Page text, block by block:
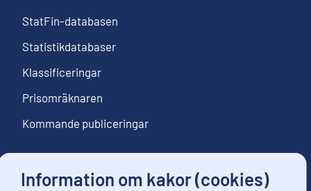
Information om kakor (cookies)
StatFin-databasen
Statistikdatabaser
Klassificeringar
Prisomräknaren
Kommande publiceringar
Följ oss